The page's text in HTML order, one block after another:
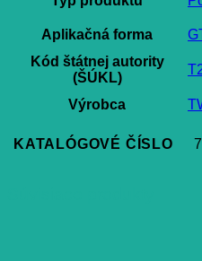
Aplikačná forma
Kód štátnej autority
(ŠÚKL)
Výrobca
KATALÓGOVÉ ČÍSLO